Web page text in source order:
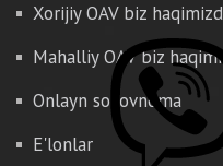
Xorijiy OAV biz
Mahalliy OAV biz
Onlayn so'rovnoma
E'lonlar